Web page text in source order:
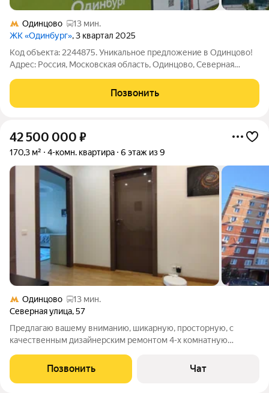
Одинцово
13 мин.
ЖК «Одинбург», 3 квартал 2025
Код объекта: 2244875. Уникальное предложение в Одинцово!
Адрес: Россия, Московская область, Одинцово, Северная
отличная возможность приобрести квартиру по доступной
цене. Лучшая цена на
Позвонить
42 500 000 ₽
170,3 м² 4-комн. квартира 6 этаж из 9
Одинцово
13 мин.
Северная улица,57
Предлагаю вашему вниманию, шикарную, просторную, с
качественным дизайнерским ремонтом 4-х комнатную
6-м этаже, в современном кирпичном 9-ти этажном доме. Дом
находится в чистой экологичной
Позвонить Чат